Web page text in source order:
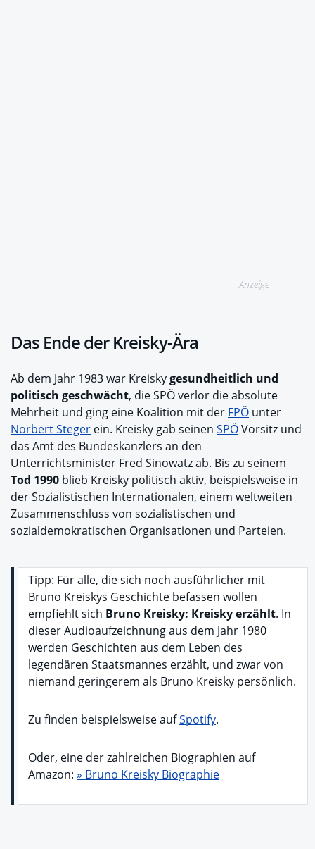
Anzeige
Das Ende der Kreisky-Ära
Ab dem Jahr 1983 war Kreiskygesundheitlich und
politisch geschwächt, die SPÖ verlor die absolute
Mehrheit und ging eine Koalition mit der FPÖ unter
Norbert Steger ein. Kreisky gab seinen SPÖVorsitz und
das Amt des Bundeskanzlers an den
Unterrichtsminister Fred Sinowatz ab. Bis zu seinem
Tod 1990 blieb Kreisky politisch aktiv, beispielsweise in
der Sozialistischen Internationalen, einem weltweiten
Zusammenschluss von sozialistischen und
sozialdemokratischen Organisationen und Parteien.
Tipp: Für alle, die sich noch ausführlicher mit
Bruno Kreiskys Geschichte befassen wollen
empfiehlt sich Bruno Kreisky: Kreisky erzählt. In
dieser Audioaufzeichnung aus dem Jahr 1980
werden Geschichten aus dem Leben des
legendären Staatsmannes erzählt, und zwar von
niemand geringerem als Bruno Kreisky persönlich.
Zu finden beispielsweise aufSpotify.
Oder, eine der zahlreichen Biographien auf
Amazon: » Bruno Kreisky Biographie